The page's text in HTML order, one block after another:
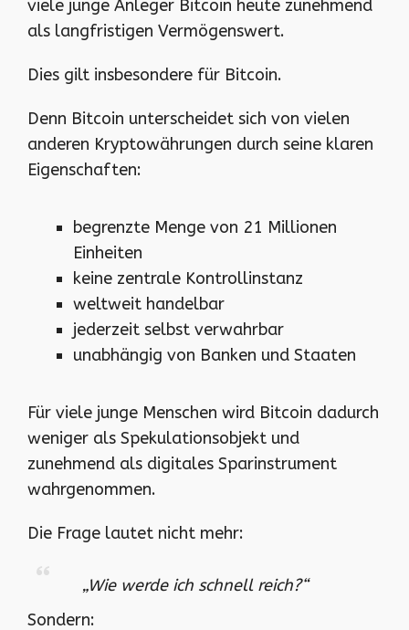
viele junge Anleger Bitcoin heute zunehmend
als langfristigen Vermögenswert.
Dies gilt insbesondere für Bitcoin.
Denn Bitcoin unterscheidet sich von vielen
anderen Kryptowährungen durch seine klaren
Eigenschaften:
begrenzte Menge von 21 Millionen
Einheiten
keine zentrale Kontrollinstanz
weltweit handelbar
jederzeit selbst verwahrbar
unabhängig von Banken und Staaten
Für viele junge Menschen wird Bitcoin dadurch
weniger als Spekulationsobjekt und
zunehmend als digitales Sparinstrument
wahrgenommen.
Die Frage lautet nicht mehr:
„Wie werde ich schnell reich?“
Sondern: